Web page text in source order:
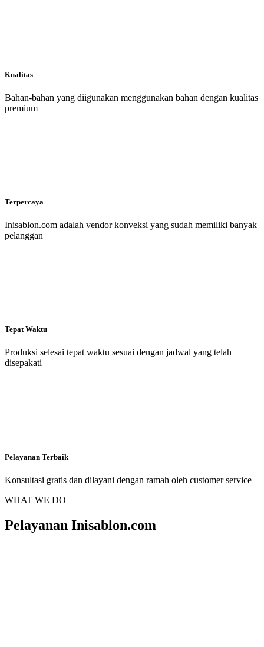
Kualitas
Bahan-bahan yang diigunakan menggunakan bahan dengan kualitas
premium
Terpercaya
Inisablon.com adalah vendor konveksi yang sudah memiliki banyak
pelanggan
Tepat Waktu
Produksi selesai tepat waktu sesuai dengan jadwal yang telah
disepakati
Pelayanan Terbaik
Konsultasi gratis dan dilayani dengan ramah oleh customer service
WHAT WE DO
Pelayanan Inisablon.com